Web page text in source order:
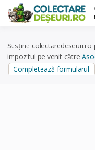
content
Susține
impozitul pe venit către
Completează formularul